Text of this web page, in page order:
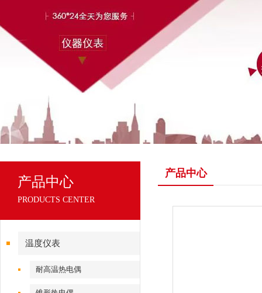
产品中心
PRODUCTS CENTER
温度仪表
耐高温热电偶
产品中心